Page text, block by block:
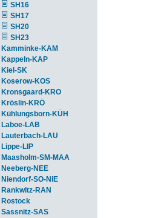
SH16
SH17
SH20
SH23
Kamminke-KAM
Kappeln-KAP
Kiel-SK
Koserow-KOS
Kronsgaard-KRO
Kröslin-KRÖ
Kühlungsborn-KÜH
Laboe-LAB
Lauterbach-LAU
Lippe-LIP
Maasholm-SM-MAA
Neeberg-NEE
Niendorf-SO-NIE
Rankwitz-RAN
Rostock
Sassnitz-SAS